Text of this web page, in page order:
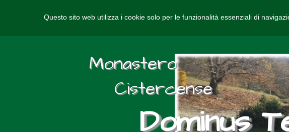
Questo sito web utilizza i cookie solo per le funzionalità essenziali di
Monastero
Cistercense
Dominus